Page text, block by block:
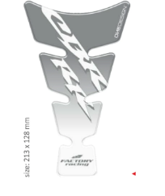
в любими
продукт